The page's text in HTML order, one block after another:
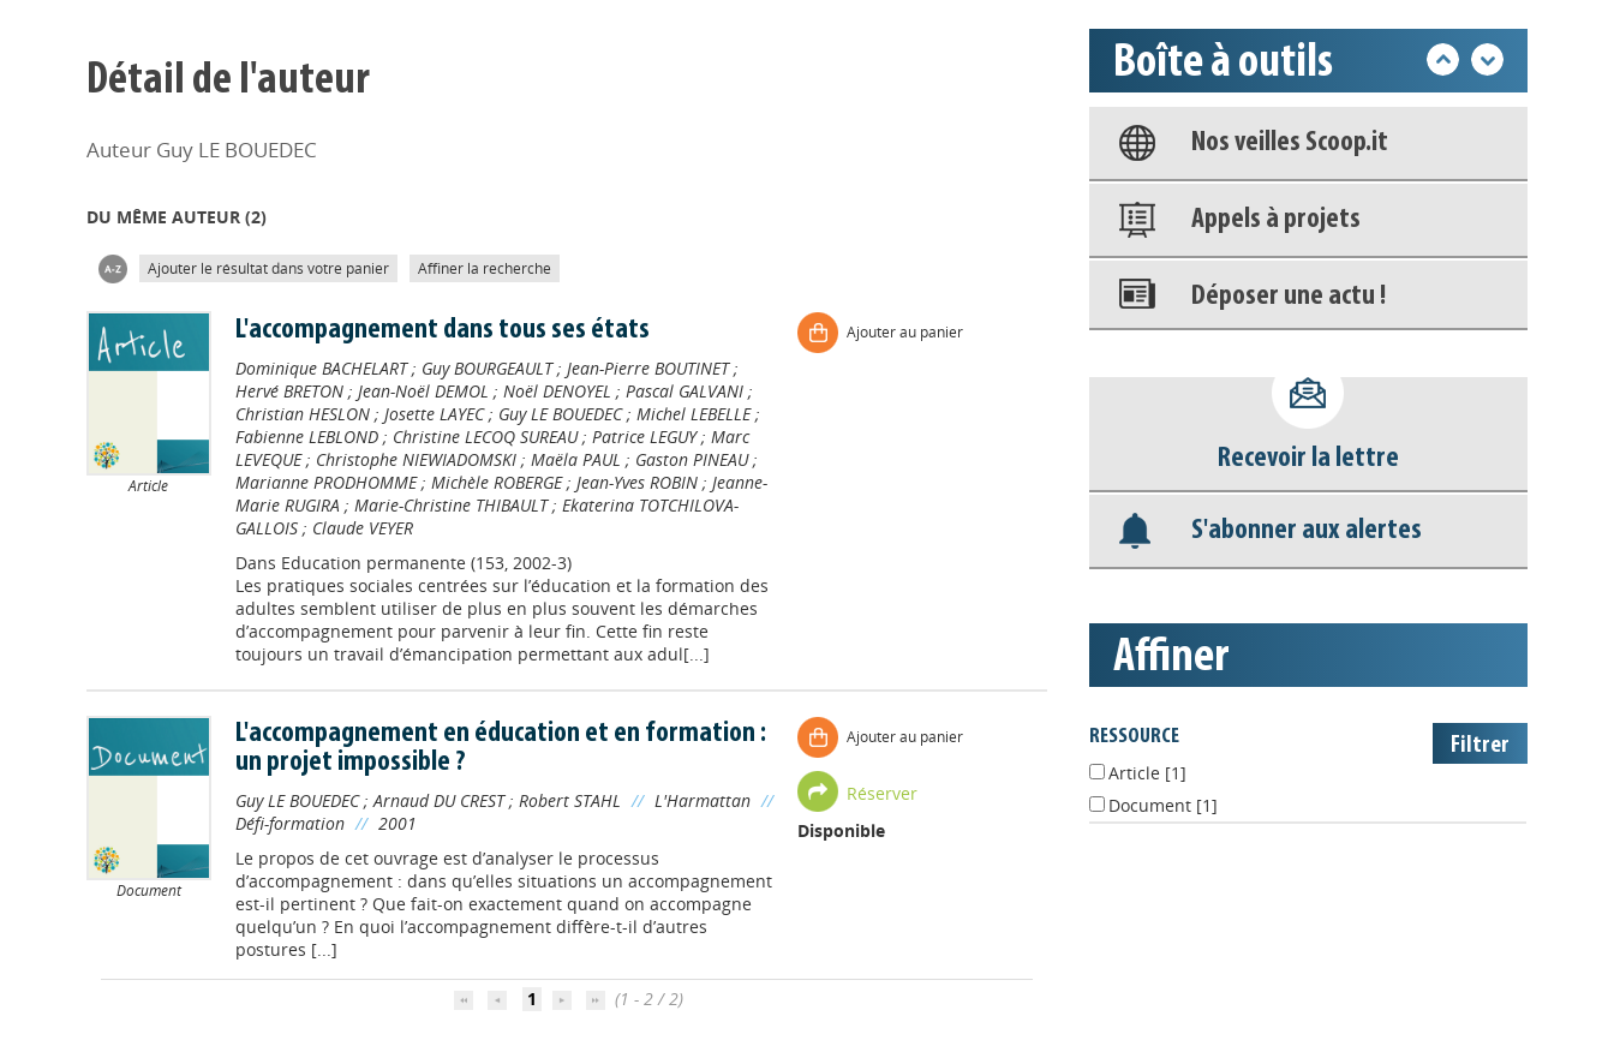
Détail de l'auteur
Auteur Guy LE BOUEDEC
DU MÊME AUTEUR (2)
Ajouter le résultat dans votre panier Affiner la recherche
Article
L'accompagnement dans tous ses états
Dominique BACHELART; Guy BOURGEAULT; Jean-Pierre BOUTINET;
Hervé BRETON; Jean-Noël DEMOL ; Noël DENOYEL ; Pascal GALVANI;
Christian HESLON; Josette LAYEC; Guy LE BOUEDEC; Michel LEBELLE;
Fabienne LEBLOND; Christine LECOQ SUREAU; Patrice LEGUY; Marc
LEVEQUE; Christophe NIEWIADOMSKI; Maëla PAUL ; Gaston PINEAU;
Marianne PRODHOMME; Michèle ROBERGE; Jean-Yves ROBIN; Jeanne-
Marie RUGIRA ; Marie-Christine THIBAULT; Ekaterina TOTCHILOVA-
GALLOIS; Claude VEYER
Dans Education permanente (153, 2002-3)
Les pratiques sociales centrées sur l’éducation et la formation des
adultes semblent utiliser de plus en plus souvent les démarches
d’accompagnement pour parvenir à leur fin. Cette fin reste
toujours un travail d’émancipation permettant aux adul[...]
Ajouter au panier
Document
L'accompagnement en éducation et en formation :
un projet impossible ?
Guy LE BOUEDEC;Arnaud DU CREST; Robert STAHL // L'Harmattan //
Défi-formation // 2001
Le propos de cet ouvrage est d’analyser le processus
d’accompagnement : dans qu’elles situations un accompagnement
est-il pertinent ? Que fait-on exactement quand on accompagne
quelqu’un ? En quoi l’accompagnement diffère-t-il d’autres
postures [...]
Ajouter au panier
Réserver
Disponible
1 (1 - 2 / 2)
Boîte à outils
Base documentaire
Nos veilles Scoop.it
Appels à projets
Déposer une actu !
déconnecter)
Base documentaire
Nos veilles Scoop.it
Recevoir la lettre
S'abonner aux alertes
affiner
RESSOURCE
Article [1]
Document[1]